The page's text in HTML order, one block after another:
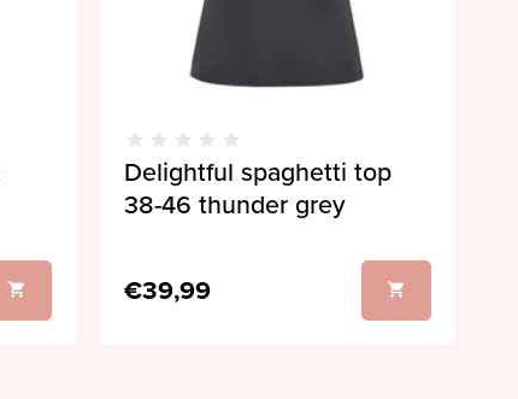
Delightful spaghetti top
38-46 thunder grey
€39,99